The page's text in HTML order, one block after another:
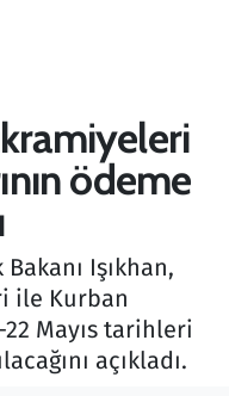
ödeme
Işıkhan,
ile Kurban
Mayıs tarihleri
açıkladı.